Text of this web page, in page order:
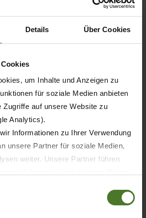
Details Über Cookies
um Inhalte und Anzeigen zu
für soziale Medien anbieten
Zugriffe auf unsere Website zu
Analytics).
Informationen zu Ihrer Verwendung
unsere Partner für soziale Medien,
weiter. Unsere Partner führen
Nutzung der Dienste gesammelt
BiG M — первая в мире